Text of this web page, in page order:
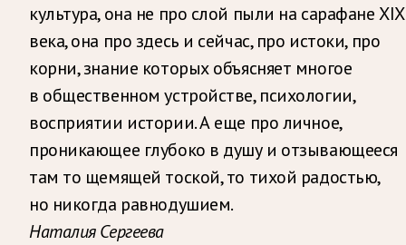
культура, она не про слой пыли на сарафане XIX
века, она про здесь и сейчас, про истоки, про
корни, знание которых объясняет многое
в общественном устройстве, психологии,
восприятии истории. А еще про личное,
проникающее глубоко в душу и отзывающееся
там то щемящей тоской, то тихой радостью,
но никогда равнодушием.
Наталия Сергеева